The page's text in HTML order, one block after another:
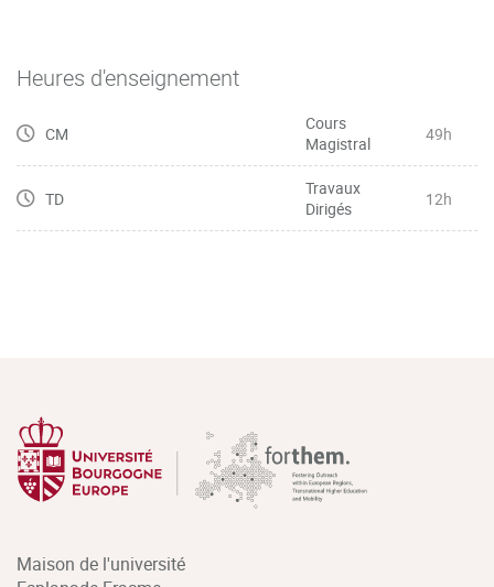
Heures d'enseignement
CM
Cours
Magistral
49h
TD
Travaux
Dirigés
12h
Maison de l'université